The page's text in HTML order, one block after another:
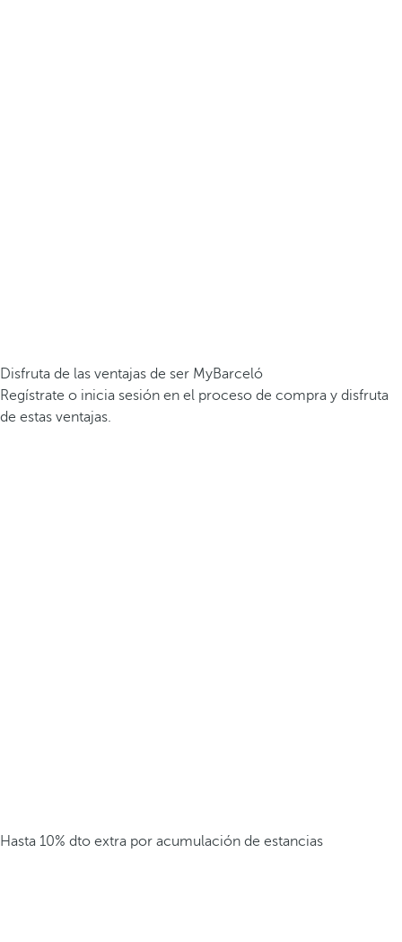
Disfruta de las ventajas de ser MyBarceló
Regístrate o inicia sesión en el proceso de compra y disfruta
de estas ventajas.
Hasta 10% dto extra por acumulación de estancias